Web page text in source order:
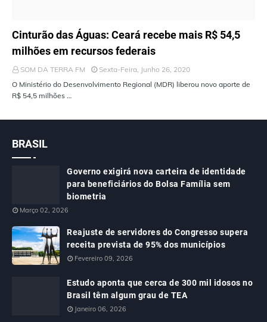
ÚLTIMAS NOTÍCIAS
Cinturão das Águas: Ceará recebe mais R$ 54,5
milhões em recursos federais
SOM DA TERRA FM
Sexta-Feira, Junho 26, 2020
O Ministério do Desenvolvimento Regional (MDR) liberou novo aporte de
R$ 54,5 milhões …
BRASIL
Governo exigirá nova carteira de identidade
para beneficiários do Bolsa Família sem
biometria
Março 02, 2026
Reajuste de servidores do Congresso supera
receita prevista de 95% dos municípios
Fevereiro 09, 2026
Estudo aponta que cerca de 300 mil idosos no
Brasil têm algum grau de TEA
Janeiro 06, 2026